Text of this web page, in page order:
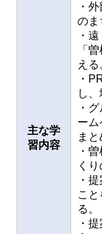
主な学
習内容
・
のま
・
「
える
・
し
・
ーム
まと
・
く
・
こ
る。
・